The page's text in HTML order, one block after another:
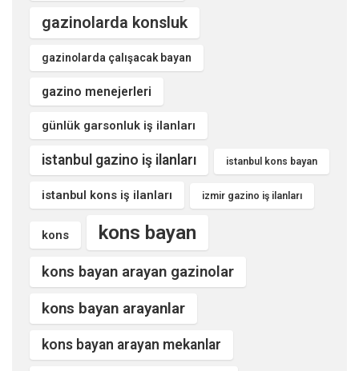
gazinolarda konsluk
gazinolarda çalışacak bayan
gazino menejerleri
günlük garsonluk iş ilanları
istanbul gazino iş ilanları istanbul kons bayan
istanbul kons iş ilanları izmir gazino iş ilanları
kons kons bayan
kons bayan arayan gazinolar
kons bayan arayanlar
kons bayan arayan mekanlar